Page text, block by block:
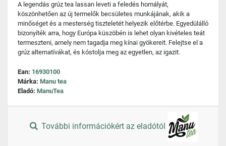
A legendás grúz tea lassan leveti a feledés homályát,
köszönhetően az új termelők becsületes munkájának, akik a
minőséget és a mesterség tiszteletét helyezik előtérbe. Egyedülálló
bizonyíték arra, hogy Európa küszöbén is lehet olyan kivételes teát
termeszteni, amely nem tagadja meg kínai gyökereit. Felejtse el a
grúz alternatívákat, és kóstolja meg az egyetlen, az igazit.
Ean: 16930100
Márka: Manu tea
Eladó: ManuTea
További információkért az eladótól